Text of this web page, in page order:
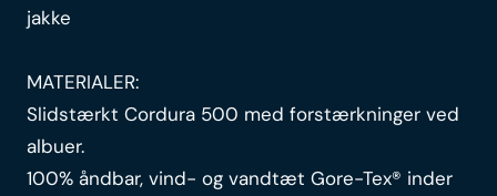
jakke
MATERIALER:
Slidstærkt Cordura 500 med forstærkninger ved
albuer.
100% åndbar, vind- og vandtæt Gore-Tex® inder